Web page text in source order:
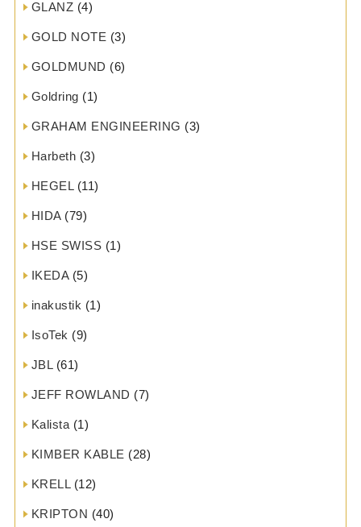
GLANZ (4)
GOLD NOTE (3)
GOLDMUND (6)
Goldring (1)
GRAHAM ENGINEERING (3)
Harbeth (3)
HEGEL(11)
HIDA(79)
HSE SWISS (1)
IKEDA(5)
inakustik (1)
IsoTek (9)
JBL(61)
JEFF ROWLAND (7)
Kalista (1)
KIMBER KABLE (28)
KRELL(12)
KRIPTON (40)